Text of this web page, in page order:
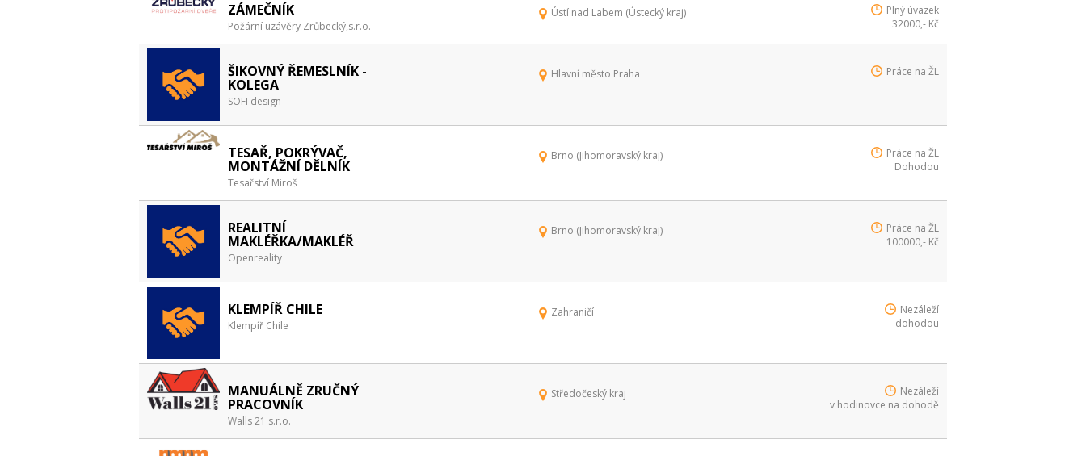
ZÁMEČNÍK
Požární uzávěry Zrůbecký,s.r.o.
Ústí nad Labem (Ústecký kraj)
Plný úvazek
32000,- Kč
ŠIKOVNÝ ŘEMESLNÍK -
KOLEGA
SOFI design
Hlavní město Praha Práce na ŽL
TESAŘ, POKRÝVAČ,
MONTÁŽNÍ DĚLNÍK
Tesařství Miroš
Brno (Jihomoravský kraj)
Práce na ŽL
Dohodou
REALITNÍ
MAKLÉŘKA/MAKLÉŘ
Openreality
Brno (Jihomoravský kraj)
Práce na ŽL
100000,- Kč
KLEMPÍŘ CHILE
Klempíř Chile
Zahraničí
Nezáleží
dohodou
MANUÁLNĚ ZRUČNÝ
PRACOVNÍK
Walls 21 s.r.o.
Středočeský kraj
Nezáleží
v hodinovce na dohodě